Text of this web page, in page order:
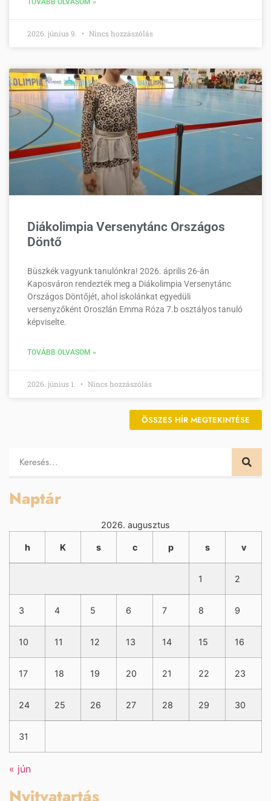
TOVÁBB OLVASOM »
2026. június 9. Nincs hozzászólás
Diákolimpia Versenytánc Országos
Döntő
Büszkék vagyunk tanulónkra! 2026. április 26-án
Kaposváron rendezték meg a Diákolimpia Versenytánc
Országos Döntőjét, ahol iskolánkat egyedüli
versenyzőként Oroszlán Emma Róza 7.b osztályos tanuló
képviselte.
TOVÁBB OLVASOM »
2026. június 1. Nincs hozzászólás
ÖSSZES HÍR MEGTEKINTÉSE
Naptár
2026. augusztus
h K s c p s v
1 2
3 4 5 6 7 8 9
10 11 12 13 14 15 16
17 18 19 20 21 22 23
24 25 26 27 28 29 30
31
« jún